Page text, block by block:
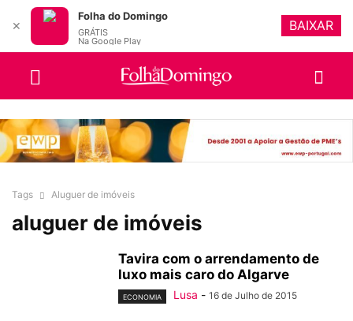
Tags Aluguer de imóveis
aluguer de imóveis
Tavira com o arrendamento de
luxo mais caro do Algarve
ECONOMIA Lusa - 16 de Julho de 2015
✕
Folha do Domingo
GRÁTIS
Na Google Play
BAIXAR